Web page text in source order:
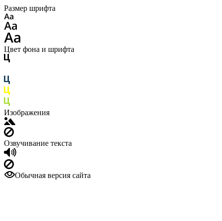
Размер шрифта
Цвет фона и шрифта
Изображения
Озвучивание текста
Обычная версия сайта